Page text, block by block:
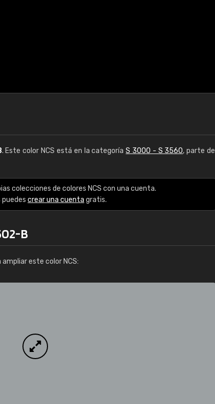
. Este color NCS está en la categoríaS 3000 - S 3560, parte del
colecciones de colores NCS con una cuenta.
crear una cuenta gratis.
B
este color NCS: